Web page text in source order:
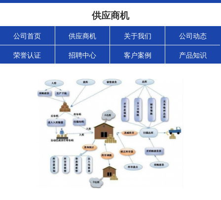
供应商机
公司首页 供应商机 关于我们 公司动态
荣誉认证 招聘中心 客户案例 产品知识